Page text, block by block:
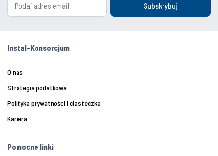
Subskrybuj
Instal-Konsorcjum
O nas
Strategia podatkowa
Polityka prywatności i ciasteczka
Kariera
Pomocne linki